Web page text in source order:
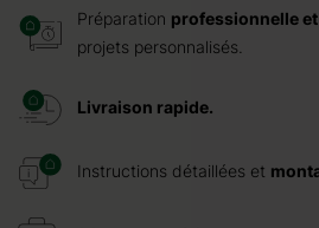
Préparation professionnelle
projets personnalisés.
Livraison rapide.
Instructions détaillées et